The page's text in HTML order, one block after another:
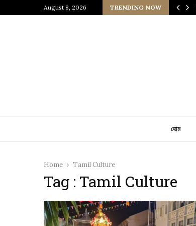
August 8, 2026 TRENDING NOW
জাপানি আধ্যাত্মিকতার ছোঁয়া
হোম
Home Tamil Culture
Tag : Tamil Culture